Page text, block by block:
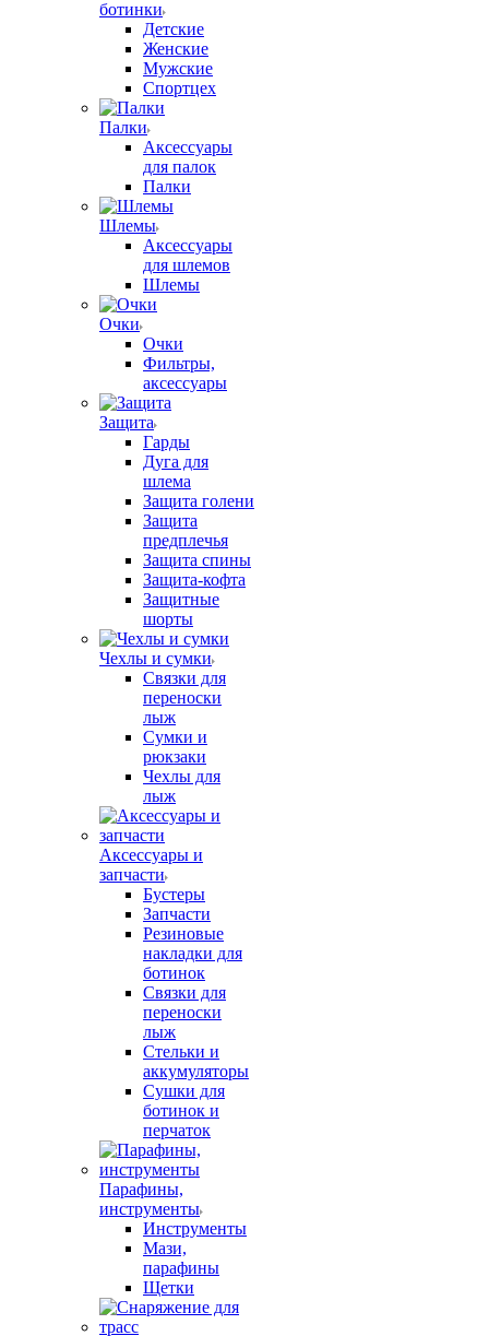
ботинки
Детские
Женские
Мужские
Спортцех
Палки
Аксессуары
для палок
Палки
Шлемы
Аксессуары
для шлемов
Шлемы
Очки
Очки
Фильтры,
аксессуары
Защита
Гарды
Дуга для
шлема
Защита голени
Защита
предплечья
Защита спины
Защита-кофта
Защитные
шорты
Чехлы и сумки
Связки для
переноски
лыж
Сумки и
рюкзаки
Чехлы для
лыж
Аксессуары и
запчасти
Бустеры
Запчасти
Резиновые
накладки для
ботинок
Связки для
переноски
лыж
Стельки и
аккумуляторы
Сушки для
ботинок и
перчаток
Парафины,
инструменты
Инструменты
Мази,
парафины
Щетки